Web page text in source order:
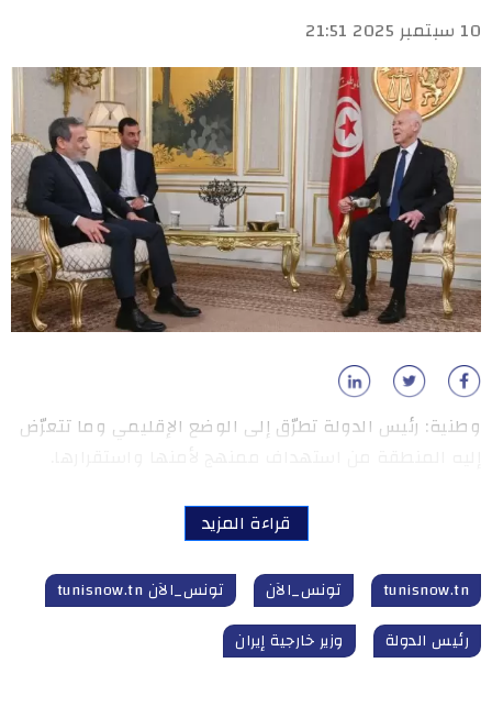
10 سبتمبر 2025 21:51
وطنية: رئيس الدولة تطرّق إلى الوضع الإقليمي وما تتعرّض
قراءة المزيد
tunisnow.tn تونس_الآن
تونس_الآن tunisnow.tn
رئيس الدولة
وزير خارجية إيران